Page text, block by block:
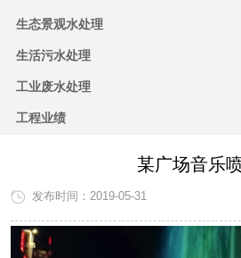
生态景观水处理
生活污水处理
工业废水处理
工程业绩
某广场音乐
发布时间：2019-05-31